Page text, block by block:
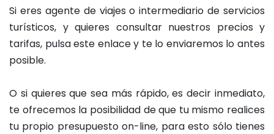
Si eres agente de viajes o intermediario de servicios
turísticos, y quieres consultar nuestros precios y
tarifas, pulsa este enlace y te lo enviaremos lo antes
posible.
O si quieres que sea más rápido, es decir inmediato,
te ofrecemos la posibilidad de que tu mismo realices
tu propio presupuesto on-line, para esto sólo tienes